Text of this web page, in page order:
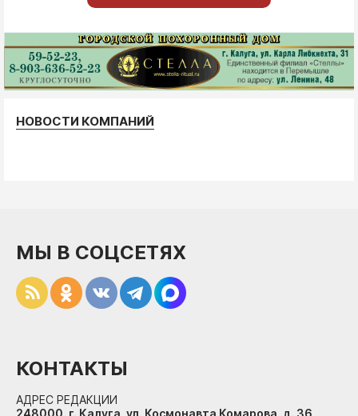
НОВОСТИ КОМПАНИЙ
МЫ В СОЦСЕТЯХ
КОНТАКТЫ
АДРЕС РЕДАКЦИИ